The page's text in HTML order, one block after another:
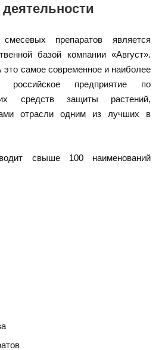
препаратов является
базой компании «Август».
самое современное и наиболее
российское предприятие по
средств защиты растений,
отрасли одним из лучших в
свыше 100 наименований